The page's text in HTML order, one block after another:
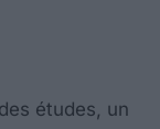
études, un